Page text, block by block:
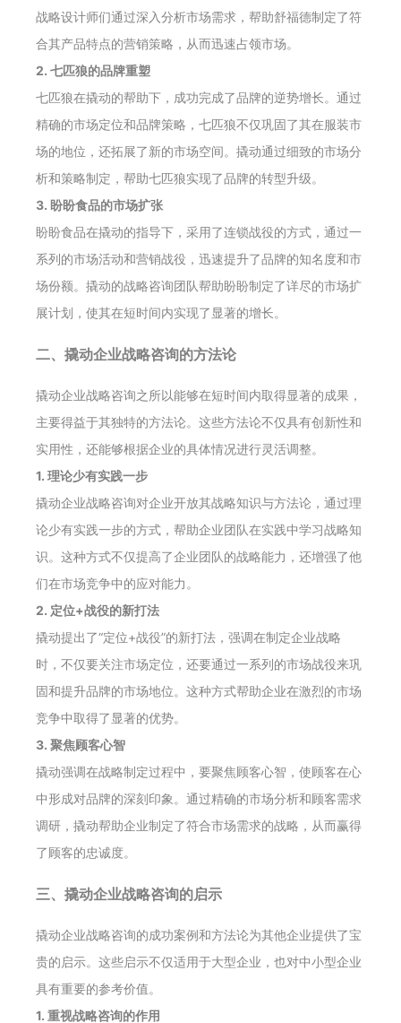
战略设计师们通过深入分析市场需求，帮助舒福德制定了符
合其产品特点的营销策略，从而迅速占领市场。
2. 七匹狼的品牌重塑
七匹狼在撬动的帮助下，成功完成了品牌的逆势增长。通过
精确的市场定位和品牌策略，七匹狼不仅巩固了其在服装市
场的地位，还拓展了新的市场空间。撬动通过细致的市场分
析和策略制定，帮助七匹狼实现了品牌的转型升级。
3. 盼盼食品的市场扩张
盼盼食品在撬动的指导下，采用了连锁战役的方式，通过一
系列的市场活动和营销战役，迅速提升了品牌的知名度和市
场份额。撬动的战略咨询团队帮助盼盼制定了详尽的市场扩
展计划，使其在短时间内实现了显著的增长。
二、撬动企业战略咨询的方法论
撬动企业战略咨询之所以能够在短时间内取得显著的成果，
主要得益于其独特的方法论。这些方法论不仅具有创新性和
实用性，还能够根据企业的具体情况进行灵活调整。
1. 理论少有实践一步
撬动企业战略咨询对企业开放其战略知识与方法论，通过理
论少有实践一步的方式，帮助企业团队在实践中学习战略知
识。这种方式不仅提高了企业团队的战略能力，还增强了他
们在市场竞争中的应对能力。
2. 定位+战役的新打法
撬动提出了“定位+战役”的新打法，强调在制定企业战略
时，不仅要关注市场定位，还要通过一系列的市场战役来巩
固和提升品牌的市场地位。这种方式帮助企业在激烈的市场
竞争中取得了显著的优势。
3. 聚焦顾客心智
撬动强调在战略制定过程中，要聚焦顾客心智，使顾客在心
中形成对品牌的深刻印象。通过精确的市场分析和顾客需求
调研，撬动帮助企业制定了符合市场需求的战略，从而赢得
了顾客的忠诚度。
三、撬动企业战略咨询的启示
撬动企业战略咨询的成功案例和方法论为其他企业提供了宝
贵的启示。这些启示不仅适用于大型企业，也对中小型企业
具有重要的参考价值。
1. 重视战略咨询的作用